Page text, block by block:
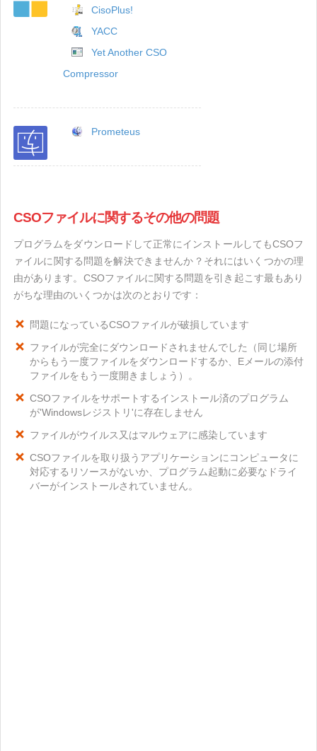
CisoPlus!
YACC
Yet Another CSO
Compressor
Prometeus
CSOファイルに関するその他の問題
プログラムをダウンロードして正常にインストールしてもCSOフ
ァイルに関する問題を解決できませんか？それにはいくつかの理
由があります。CSOファイルに関する問題を引き起こす最もあり
がちな理由のいくつかは次のとおりです：
問題になっているCSOファイルが破損しています
ファイルが完全にダウンロードされませんでした（同じ場所
からもう一度ファイルをダウンロードするか、Eメールの添付
ファイルをもう一度開きましょう）。
CSOファイルをサポートするインストール済のプログラム
が'Windowsレジストリ'に存在しません
ファイルがウイルス又はマルウェアに感染しています
CSOファイルを取り扱うアプリケーションにコンピュータに
対応するリソースがないか、プログラム起動に必要なドライ
バーがインストールされていません。